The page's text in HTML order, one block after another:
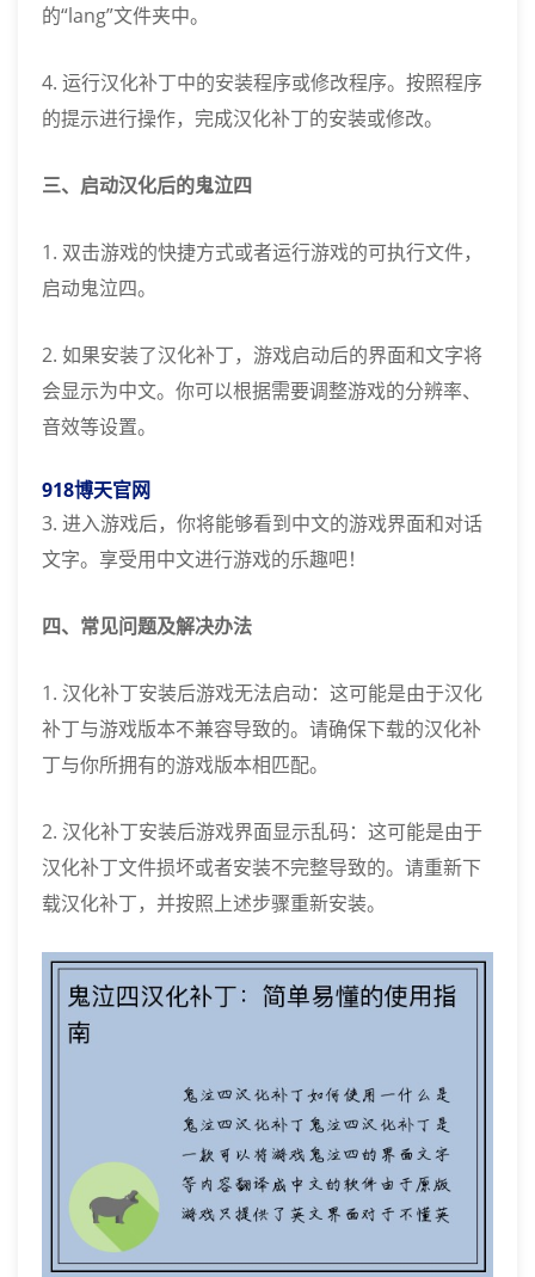
的“lang”文件夹中。
4. 运行汉化补丁中的安装程序或修改程序。按照程序
的提示进行操作，完成汉化补丁的安装或修改。
三、启动汉化后的鬼泣四
1. 双击游戏的快捷方式或者运行游戏的可执行文件，
启动鬼泣四。
2. 如果安装了汉化补丁，游戏启动后的界面和文字将
会显示为中文。你可以根据需要调整游戏的分辨率、
音效等设置。
918博天官网
3. 进入游戏后，你将能够看到中文的游戏界面和对话
文字。享受用中文进行游戏的乐趣吧！
四、常见问题及解决办法
1. 汉化补丁安装后游戏无法启动：这可能是由于汉化
补丁与游戏版本不兼容导致的。请确保下载的汉化补
丁与你所拥有的游戏版本相匹配。
2. 汉化补丁安装后游戏界面显示乱码：这可能是由于
汉化补丁文件损坏或者安装不完整导致的。请重新下
载汉化补丁，并按照上述步骤重新安装。